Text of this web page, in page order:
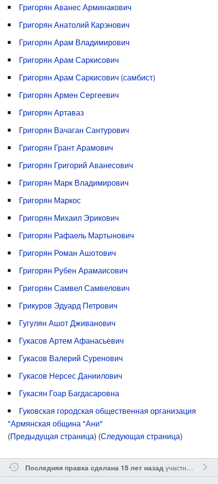
Григорян Аванес Арминакович
Григорян Анатолий Карэнович
Григорян Арам Владимирович
Григорян Арам Саркисович
Григорян Арам Саркисович (самбист)
Григорян Армен Сергеевич
Григорян Артаваз
Григорян Вачаган Сантурович
Григорян Грант Арамович
Григорян Григорий Аванесович
Григорян Марк Владимирович
Григорян Маркос
Григорян Михаил Эрикович
Григорян Рафаель Мартынович
Григорян Роман Ашотович
Григорян Рубен Арамаисович
Григорян Самвел Самвелович
Грикуров Эдуард Петрович
Гугулян Ашот Дживанович
Гукасов Артем Афанасьевич
Гукасов Валерий Суренович
Гукасов Нерсес Даниилович
Гукасян Гоар Багдасаровна
Гуковская городская общественная организация
"Армянская община "Ани"
(Предыдущая страница) (Следующая страница)
Последняя правка сделана 15 лет назадучастником